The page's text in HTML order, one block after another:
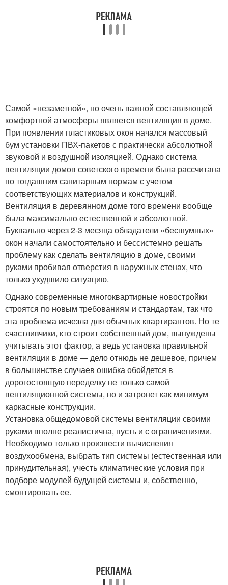
Самой «незаметной», но очень важной составляющей
комфортной атмосферы является вентиляция в доме.
При появлении пластиковых окон начался массовый
бум установки ПВХ-пакетов с практически абсолютной
звуковой и воздушной изоляцией. Однако система
вентиляции домов советского времени была рассчитана
по тогдашним санитарным нормам с учетом
соответствующих материалов и конструкций.
Вентиляция в деревянном доме того времени вообще
была максимально естественной и абсолютной.
Буквально через 2-3 месяца обладатели «бесшумных»
окон начали самостоятельно и бессистемно решать
проблему как сделать вентиляцию в доме, своими
руками пробивая отверстия в наружных стенах, что
только ухудшило ситуацию.
Однако современные многоквартирные новостройки
строятся по новым требованиям и стандартам, так что
эта проблема исчезла для обычных квартирантов. Но те
счастливчики, кто строит собственный дом, вынуждены
учитывать этот фактор, а ведь установка правильной
вентиляции в доме — дело отнюдь не дешевое, причем
в большинстве случаев ошибка обойдется в
дорогостоящую переделку не только самой
вентиляционной системы, но и затронет как минимум
каркасные конструкции.
Установка общедомовой системы вентиляции своими
руками вполне реалистична, пусть и с ограничениями.
Необходимо только произвести вычисления
воздухообмена, выбрать тип системы (естественная или
принудительная), учесть климатические условия при
подборе модулей будущей системы и, собственно,
смонтировать ее.